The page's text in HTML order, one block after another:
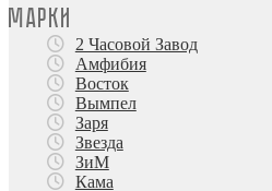
Марки
2 Часовой Завод
Амфибия
Восток
Вымпел
Заря
Звезда
ЗиМ
Кама